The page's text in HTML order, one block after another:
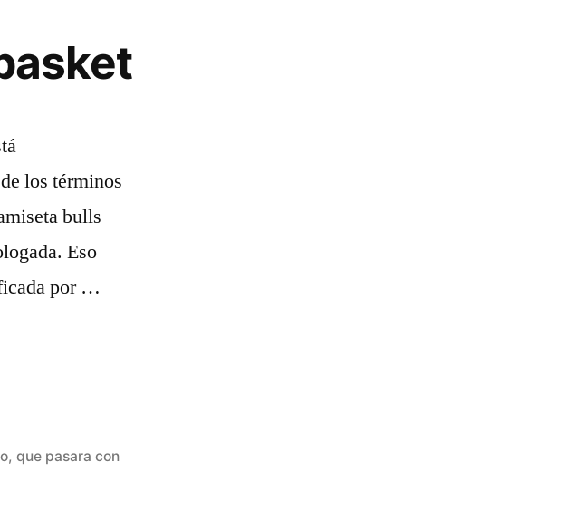
los términos
bulls
Eso
por …
,que pasara con